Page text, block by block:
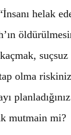
helak
olma
mutmain mi?